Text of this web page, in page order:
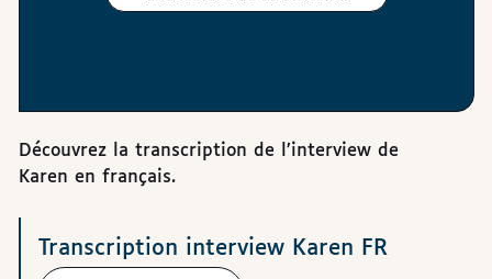
Découvrez la transcription de l’interview de
Karen en français.
Téléchargements
Transcription interview Karen FR